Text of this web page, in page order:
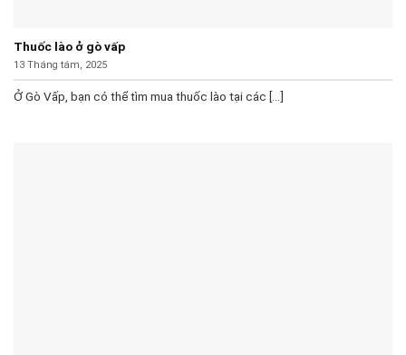
Thuốc lào ở gò vấp
13 Tháng tám, 2025
Ở Gò Vấp, bạn có thể tìm mua thuốc lào tại các [...]